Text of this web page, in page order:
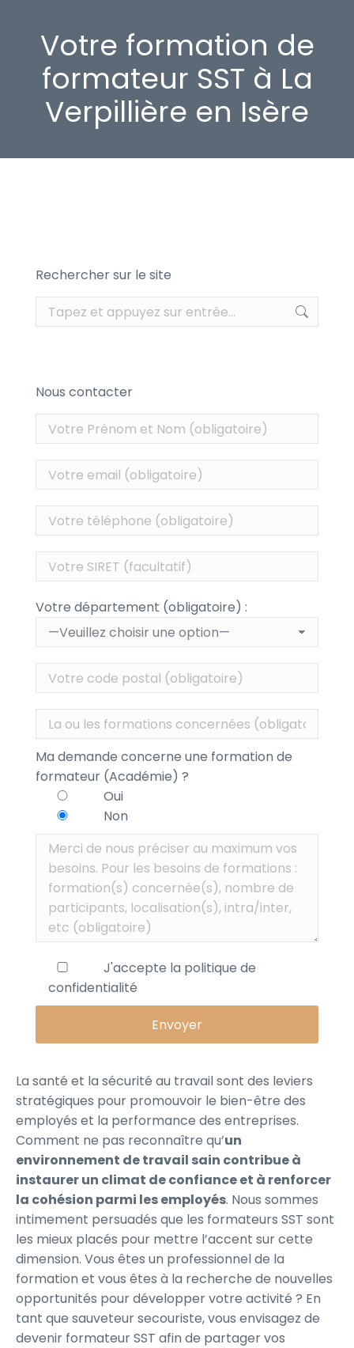
Votre formation de
formateur SST à La
Verpillière en Isère
Rechercher sur le site
Recherche
:
Nous contacter
Votre département (obligatoire) :
Ma demande concerne une formation de
formateur (Académie) ?
Oui
Non
J'accepte la politique de
confidentialité
La santé et la sécurité au travail sont des leviers
stratégiques pour promouvoir le bien-être des
employés et la performance des entreprises.
Comment ne pas reconnaître qu’un
environnement de travail sain contribue à
instaurer un climat de confiance et à renforcer
la cohésion parmi les employés. Nous sommes
intimement persuadés que les formateurs SST sont
les mieux placés pour mettre l’accent sur cette
dimension. Vous êtes un professionnel de la
formation et vous êtes à la recherche de nouvelles
opportunités pour développer votre activité ? En
tant que sauveteur secouriste, vous envisagez de
devenir formateur SST afin de partager vos